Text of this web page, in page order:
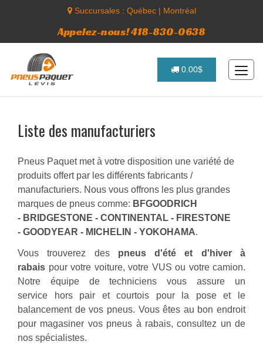
Succursales : Québec| Montréal
Appelez-nous! 418-830-0638
0.00$
Liste des manufacturiers
Pneus Paquet met à votre disposition une variété de
produits offert par les différents fabricants /
manufacturiers. Nous vous offrons les plus grandes
marques de pneus comme: BFGOODRICH
- BRIDGESTONE - CONTINENTAL - FIRESTONE
- GOODYEAR - MICHELIN - YOKOHAMA.
Vous trouverez des pneus d'été et d'hiver à
rabais pour votre voiture, votre VUS ou votre camion.
Notre équipe de techniciens vous assure un
service hors pair et courtois pour la pose et le
balancement de vos pneus. Vous êtes au bon endroit
pour magasiner vos pneus à rabais, consultez un de
nos spécialistes.